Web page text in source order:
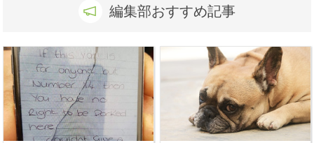
編集部おすすめ記事